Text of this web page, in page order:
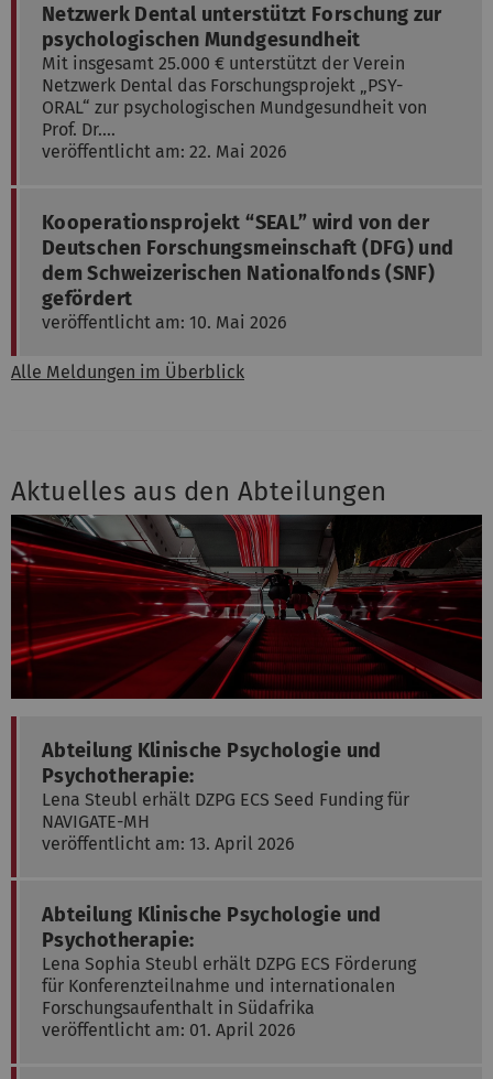
Netzwerk Dental unterstützt Forschung zur
psychologischen Mundgesundheit
Mit insgesamt 25.000 € unterstützt der Verein
Netzwerk Dental das Forschungsprojekt „PSY-
ORAL“ zur psychologischen Mundgesundheit von
Prof. Dr.…
veröffentlicht am: 22. Mai 2026
Kooperationsprojekt “SEAL” wird von der
Deutschen Forschungsmeinschaft (DFG) und
dem Schweizerischen Nationalfonds (SNF)
gefördert
veröffentlicht am: 10. Mai 2026
Alle Meldungen im Überblick
Aktuelles aus den Abteilungen
Abteilung Klinische Psychologie und
Psychotherapie:
Lena Steubl erhält DZPG ECS Seed Funding für
NAVIGATE-MH
veröffentlicht am: 13. April 2026
Abteilung Klinische Psychologie und
Psychotherapie:
Lena Sophia Steubl erhält DZPG ECS Förderung
für Konferenzteilnahme und internationalen
Forschungsaufenthalt in Südafrika
veröffentlicht am: 01. April 2026